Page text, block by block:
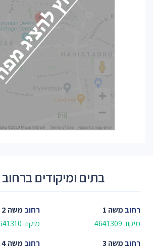
בתים ומיקודים
רחובמשה 1
מיקוד 4641309
רחובמשה 2
מיקוד 4641310
רחובמשה 3
רחובמשה 4